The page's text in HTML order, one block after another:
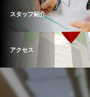
スタッフ紹介
アクセス